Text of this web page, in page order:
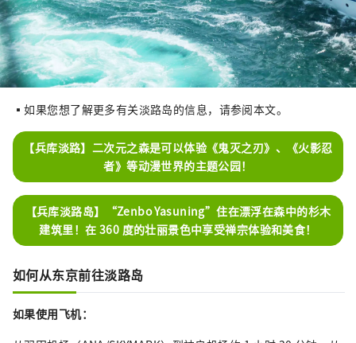
▪如果您想了解更多有关淡路岛的信息，请参阅本文。
【兵库淡路】二次元之森是可以体验《鬼灭之刃》、《火影忍
者》等动漫世界的主题公园！
【兵库淡路岛】“Zenbo Yasuning”住在漂浮在森中的杉木
建筑里！在 360 度的壮丽景色中享受禅宗体验和美食！
如何从东京前往淡路岛
如果使用飞机：